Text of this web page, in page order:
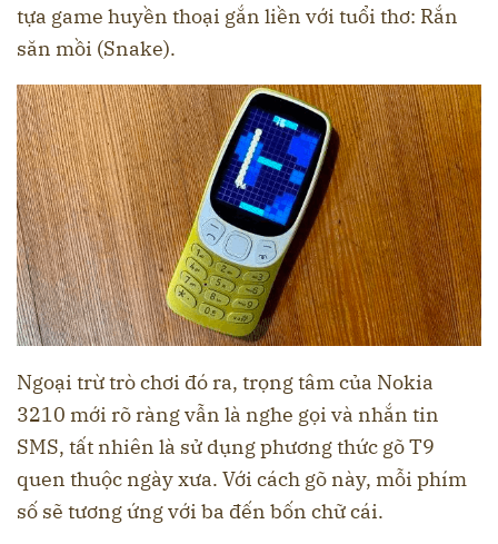
tựa game huyền thoại gắn liền với tuổi thơ: Rắn
săn mồi (Snake).
Ngoại trừ trò chơi đó ra, trọng tâm của Nokia
3210 mới rõ ràng vẫn là nghe gọi và nhắn tin
SMS, tất nhiên là sử dụng phương thức gõ T9
quen thuộc ngày xưa. Với cách gõ này, mỗi phím
số sẽ tương ứng với ba đến bốn chữ cái.